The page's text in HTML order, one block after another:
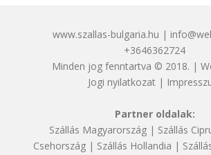
www.szallas-bulgaria.hu |
+3646362724
Minden jog fenntartva © 2018. |
Jogi nyilatkozat|
Partner oldalak:
Szállás Magyarország | Szállás
Csehország| Szállás Hollandia |